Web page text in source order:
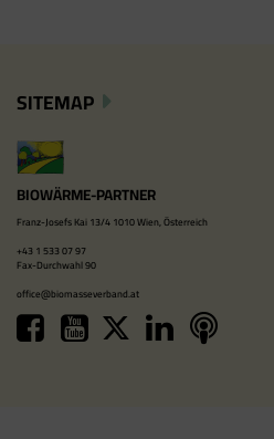
SITEMAP
BIOWÄRME-PARTNER
Franz-Josefs Kai 13/4 1010 Wien, Österreich
+43 1 533 07 97
Fax-Durchwahl 90
office@biomasseverband.at